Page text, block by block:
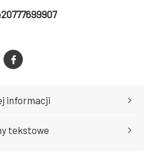
informacji
tekstowe